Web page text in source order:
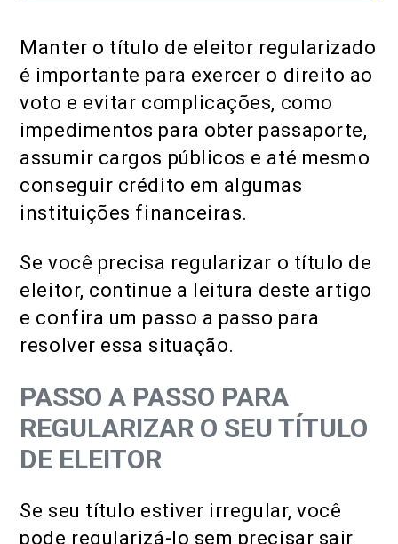
Manter o título de eleitor regularizado
é importante para exercer o direito ao
voto e evitar complicações, como
impedimentos para obter passaporte,
assumir cargos públicos e até mesmo
conseguir crédito em algumas
instituições financeiras.
Se você precisa regularizar o título de
eleitor, continue a leitura deste artigo
e confira um passo a passo para
resolver essa situação.
PASSO A PASSO PARA
REGULARIZAR O SEU TÍTULO
DE ELEITOR
Se seu título estiver irregular, você
pode regularizá-lo sem precisar sair